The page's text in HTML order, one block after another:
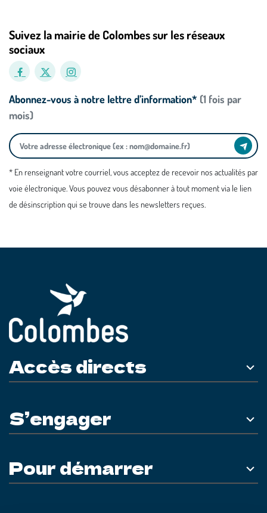
Suivez la mairie de Colombes sur les réseaux
sociaux
Abonnez-vous à notre lettre d’information* (1 fois par
mois)
* En renseignant votre courriel, vous acceptez de recevoir nos actualités par
voie électronique. Vous pouvez vous désabonner à tout moment via le lien
de désinscription qui se trouve dans les newsletters reçues.
Accès directs
S’engager
Pour démarrer